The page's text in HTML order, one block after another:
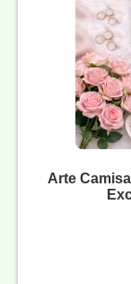
Arte